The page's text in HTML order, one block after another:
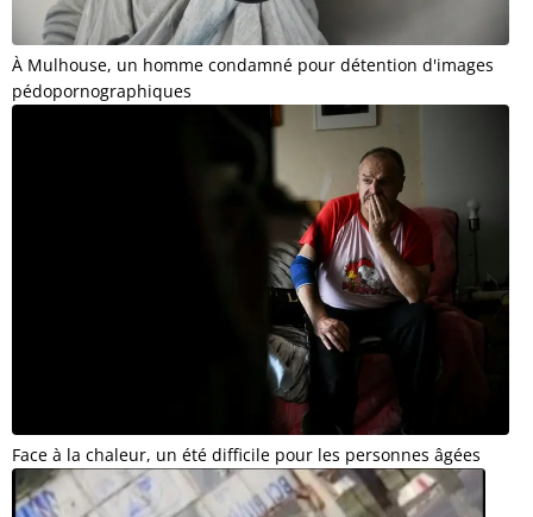
À Mulhouse, un homme condamné pour détention d'images
pédopornographiques
Face à la chaleur, un été difficile pour les personnes âgées